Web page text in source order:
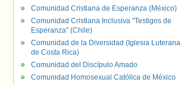
Comunidad Cristiana de Esperanza (México)
Comunidad Cristiana Inclusiva "Testigos de
Esperanza" (Chile)
Comunidad de la Diversidad (Iglesia Luterana
de Costa Rica)
Comunidad del Discípulo Amado
Comunidad Homosexual Católica de México